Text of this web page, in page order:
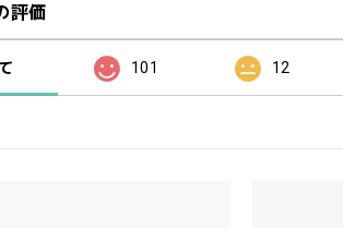
評価
101 12